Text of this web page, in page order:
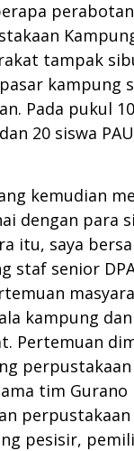
tampak
kampung
Pada pukul
20 siswa
kemudian
dengan para
itu, saya
staf senior
kampung
Pertemuan
tim Gurano
pesisir,